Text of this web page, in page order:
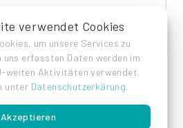
verwendet Cookies
um unsere Services zu
uns erfassten Daten werden im
weiten Aktivitäten verwendet.
unter Datenschutzerkärung.
Akzeptieren